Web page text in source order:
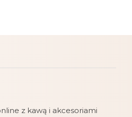
z kawą i akcesoriami